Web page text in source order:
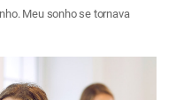
Meu sonho se tornava